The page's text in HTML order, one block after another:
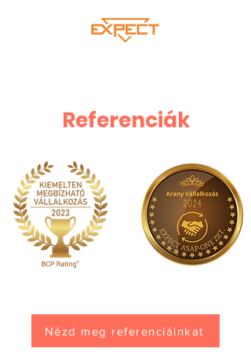
Referenciák
Nézd meg referenciáinkat